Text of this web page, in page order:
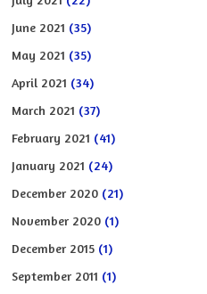
June 2021 (35)
May 2021 (35)
April 2021 (34)
March 2021 (37)
February 2021 (41)
January 2021 (24)
December 2020 (21)
November 2020 (1)
December 2015 (1)
September 2011 (1)